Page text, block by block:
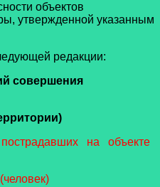
объектов
утвержденной указанным
редакции:
совершения
на объекте